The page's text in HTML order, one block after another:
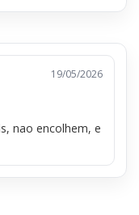
19/05/2026
nao encolhem, e